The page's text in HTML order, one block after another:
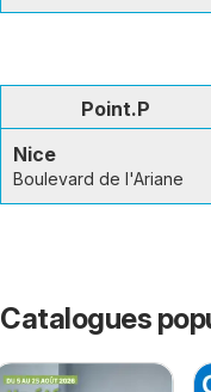
Point.P
Nice
Boulevard de l'Ariane
Catalogues